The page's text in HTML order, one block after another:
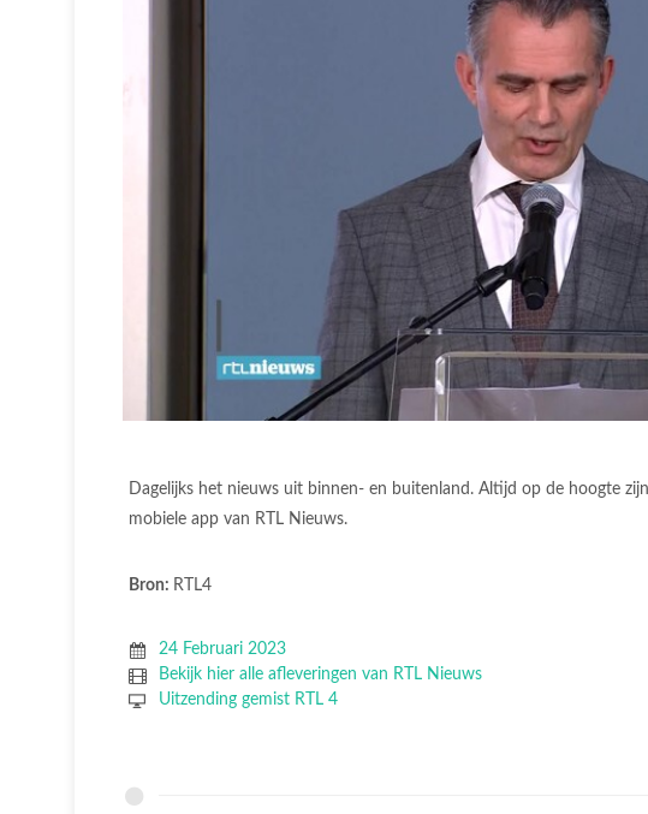
Dagelijks het nieuws uit binnen- en buitenland. Altijd op de hoogte
mobiele app van RTL Nieuws.
Bron: RTL4
24 Februari 2023
Bekijk hier alle afleveringen van RTL Nieuws
Uitzending gemist RTL 4